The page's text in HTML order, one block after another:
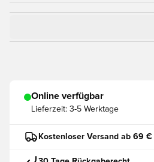
Online verfügbar
Lieferzeit: 3-5 Werktage
Kostenloser Versand ab 69 €